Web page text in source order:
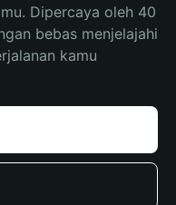
Dipercaya oleh 40
bebas menjelajahi
kamu